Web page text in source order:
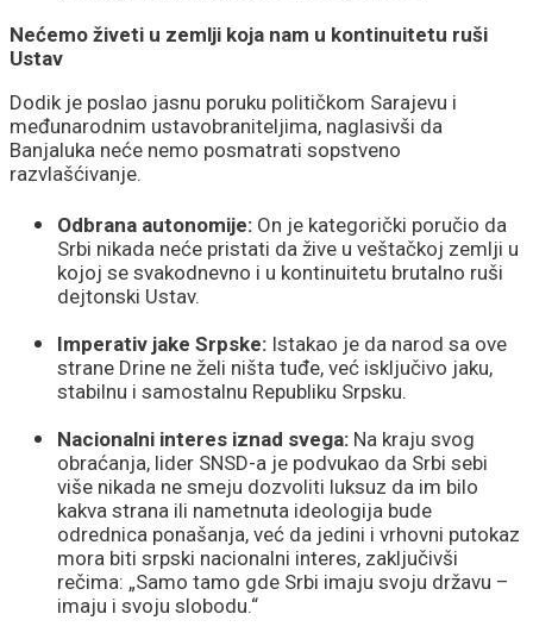
Nećemo živeti u zemlji koja nam u kontinuitetu ruši
Ustav
Dodik je poslao jasnu poruku političkom Sarajevu i
međunarodnim ustavobraniteljima, naglasivši da
Banjaluka neće nemo posmatrati sopstveno
razvlašćivanje.
Odbrana autonomije: On je kategorički poručio da
Srbi nikada neće pristati da žive u veštačkoj zemlji u
kojoj se svakodnevno i u kontinuitetu brutalno ruši
dejtonski Ustav.
Imperativ jake Srpske: Istakao je da narod sa ove
strane Drine ne želi ništa tuđe, već isključivo jaku,
stabilnu i samostalnu Republiku Srpsku.
Nacionalni interes iznad svega: Na kraju svog
obraćanja, lider SNSD-a je podvukao da Srbi sebi
više nikada ne smeju dozvoliti luksuz da im bilo
kakva strana ili nametnuta ideologija bude
odrednica ponašanja, već da jedini i vrhovni putokaz
mora biti srpski nacionalni interes, zaključivši
rečima: „Samo tamo gde Srbi imaju svoju državu –
imaju i svoju slobodu.“